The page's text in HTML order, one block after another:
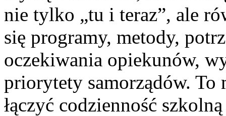
nie tylko „tu i teraz”, ale
się programy, metody,
oczekiwania opiekunów,
priorytety samorządów. To
łączyć codzienność